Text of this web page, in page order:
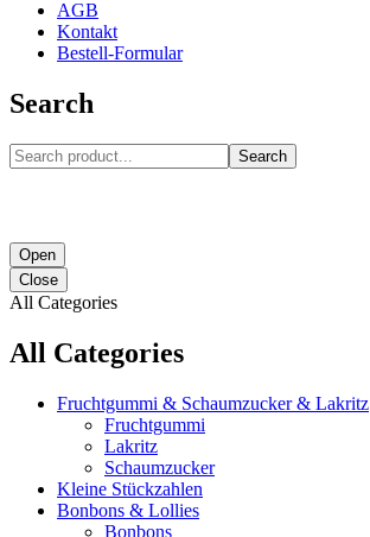
AGB
Kontakt
Bestell-Formular
Search
Search
Open
Close
All Categories
All Categories
Fruchtgummi & Schaumzucker & Lakritz
Fruchtgummi
Lakritz
Schaumzucker
Kleine Stückzahlen
Bonbons & Lollies
Bonbons